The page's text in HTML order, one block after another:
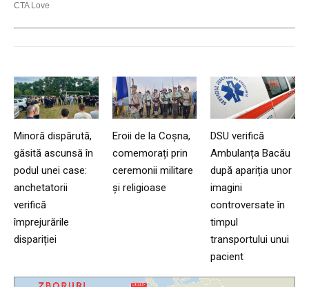
Minoră dispărută,
găsită ascunsă în
podul unei case:
anchetatorii
verifică
împrejurările
dispariției
Eroii de la Coșna,
comemorați prin
ceremonii militare
și religioase
DSU verifică
Ambulanța Bacău
după apariția unor
imagini
controversate în
timpul
transportului unui
pacient